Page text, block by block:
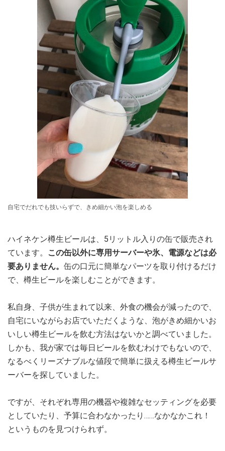
自宅でだれでも技いらずで、きめ細かい泡を楽しめる
ハイネケン樽生ビールは、5リットル入りの缶で販売され
ています。
この缶以外に専用サーバーや氷、電源などは必
要ありません。 缶の口元に簡単なパーツを取り付けるだけ
で、樽生ビールを楽しむことができます。
私自身、子供が生まれて以来、外食の機会が減ったので、
自宅にいながらお店でいただくような、泡がきめ細かいお
いしい樽生ビールを飲む方法はないかと調べていました。
しかも、我が家では毎日ビールを飲むわけでもないので、
なるべくリーズナブルな値段で簡単に扱える樽生ビールサ
ーバーを探していました。
ですが、それぞれ専用の機器や複雑なセッティングを必要
としていたり、予算に合わなかったり……なかなかこれ！
というものを見つけられず。